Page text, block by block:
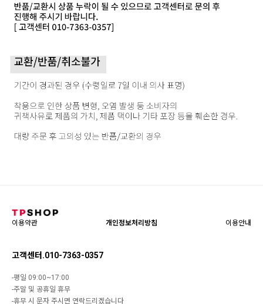
이용약관 개인정보처리방침 이용안내
고객센터.010-7363-0357
-평일 09:00~17:00
-주말 및 공휴일 휴무
-휴무 시 문자 주시면 연락드리겠습니다